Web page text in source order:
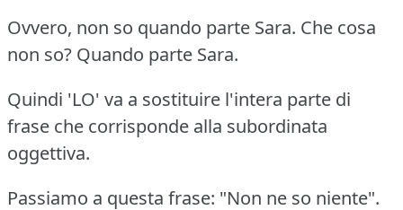
Ovvero, non so quando parte Sara. Che cosa
non so? Quando parte Sara.
Quindi 'LO' va a sostituire l'intera parte di
frase che corrisponde alla subordinata
oggettiva.
Passiamo a questa frase: "Non ne so niente".